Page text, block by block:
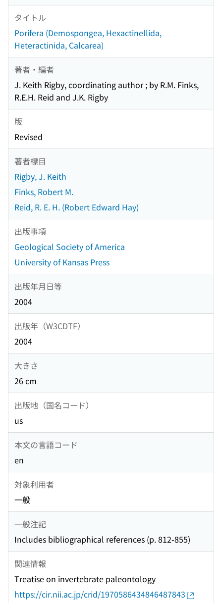
タイトル
Porifera (Demospongea, Hexactinellida,
Heteractinida, Calcarea)
著者・編者
J. Keith Rigby, coordinating author ; by R.M. Finks,
R.E.H. Reid and J.K. Rigby
版
Revised
著者標目
Rigby, J. Keith
Finks, Robert M.
Reid, R. E. H. (Robert Edward Hay)
出版事項
Geological Society of America
University of Kansas Press
出版年月日等
2004
出版年（W3CDTF）
2004
大きさ
26 cm
出版地（国名コード）
us
本文の言語コード
en
対象利用者
一般
一般注記
Includes bibliographical references (p. 812-855)
関連情報
Treatise on invertebrate paleontology
https://cir.nii.ac.jp/crid/1970586434846487843